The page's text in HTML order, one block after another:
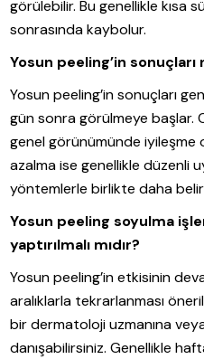
görülebilir. Bu genellikle kısa
sonrasında kaybolur.
Yosun peeling’in
Yosun peeling’in sonuçları
gün sonra görülmeye başlar.
genel görünümünde iyileşme
azalma ise genellikle düzenli
yöntemlerle birlikte daha
Yosun peeling soyulma
yaptırılmalı mıdır?
Yosun peeling’in etkisinin
aralıklarla tekrarlanması
bir dermatoloji uzmanına
danışabilirsiniz. Genellikle